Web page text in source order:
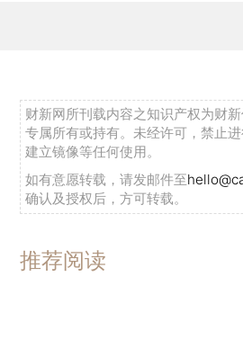
财新网所刊载内容之知识产权为财
专属所有或持有。未经许可，禁止
建立镜像等任何使用。
如有意愿转载，请发邮件至
确认及授权后，方可转载。
推荐阅读